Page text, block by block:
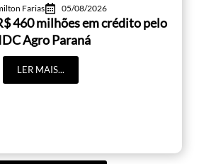
Farias 05/08/2026
460 milhões em crédito pelo
Agro Paraná
LER MAIS...